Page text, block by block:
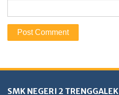
SMK NEGERI 2 TRENGGALEK